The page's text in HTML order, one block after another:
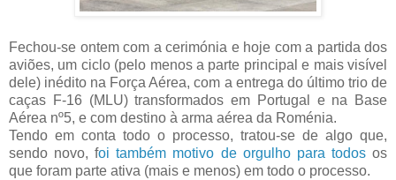
Fechou-se ontem com a cerimónia e hoje com a partida dos
aviões, um ciclo (pelo menos a parte principal e mais visível
dele) inédito na Força Aérea, com a entrega do último trio de
caças F-16 (MLU) transformados em Portugal e na Base
Aérea nº5, e com destino à arma aérea da Roménia.
Tendo em conta todo o processo, tratou-se de algo que,
sendo novo, foi também motivo de orgulho para todosos
que foram parte ativa (mais e menos) em todo o processo.